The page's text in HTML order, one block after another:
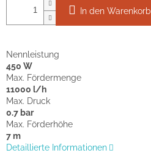
In den Warenkorb
Nennleistung
450 W
Max. Fördermenge
11000 l/h
Max. Druck
0.7 bar
Max. Förderhöhe
7 m
Detaillierte Informationen